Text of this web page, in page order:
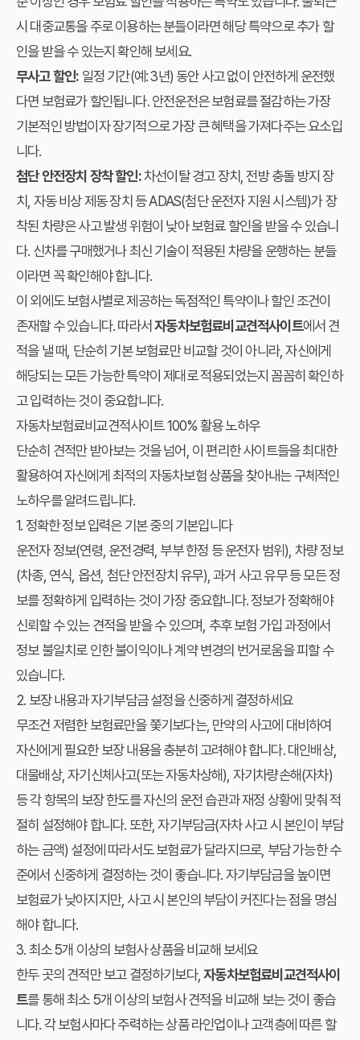
시 대중교통을 주로 이용하는 분들이라면 해당 특약으로 추가 할
인을 받을 수 있는지 확인해 보세요.
무사고 할인: 일정 기간(예: 3년) 동안 사고 없이 안전하게 운전했
다면 보험료가 할인됩니다. 안전운전은 보험료를 절감하는 가장
기본적인 방법이자 장기적으로 가장 큰 혜택을 가져다주는 요소입
니다.
첨단 안전장치 장착 할인:차선이탈 경고 장치, 전방 충돌 방지 장
치, 자동 비상 제동 장치 등 ADAS(첨단 운전자 지원 시스템)가 장
착된 차량은 사고 발생 위험이 낮아 보험료 할인을 받을 수 있습니
다. 신차를 구매했거나 최신 기술이 적용된 차량을 운행하는 분들
이라면 꼭 확인해야 합니다.
이 외에도 보험사별로 제공하는 독점적인 특약이나 할인 조건이
존재할 수 있습니다. 따라서자동차보험료비교견적사이트에서 견
적을 낼 때, 단순히 기본 보험료만 비교할 것이 아니라, 자신에게
해당되는 모든 가능한 특약이 제대로 적용되었는지 꼼꼼히 확인하
고 입력하는 것이 중요합니다.
자동차보험료비교견적사이트 100% 활용 노하우
단순히 견적만 받아보는 것을 넘어, 이 편리한 사이트들을 최대한
활용하여 자신에게 최적의 자동차보험 상품을 찾아내는 구체적인
노하우를 알려드립니다.
1. 정확한 정보 입력은 기본 중의 기본입니다
운전자 정보(연령, 운전경력, 부부 한정 등 운전자 범위), 차량 정보
(차종, 연식, 옵션, 첨단 안전장치 유무), 과거 사고 유무 등 모든 정
보를 정확하게 입력하는 것이 가장 중요합니다. 정보가 정확해야
신뢰할 수 있는 견적을 받을 수 있으며, 추후 보험 가입 과정에서
정보 불일치로 인한 불이익이나 계약 변경의 번거로움을 피할 수
있습니다.
2. 보장 내용과 자기부담금 설정을 신중하게 결정하세요
무조건 저렴한 보험료만을 쫓기보다는, 만약의 사고에 대비하여
자신에게 필요한 보장 내용을 충분히 고려해야 합니다. 대인배상,
대물배상, 자기신체사고(또는 자동차상해), 자기차량손해(자차)
등 각 항목의 보장 한도를 자신의 운전 습관과 재정 상황에 맞춰 적
절히 설정해야 합니다. 또한, 자기부담금(자차 사고 시 본인이 부담
하는 금액) 설정에 따라서도 보험료가 달라지므로, 부담 가능한 수
준에서 신중하게 결정하는 것이 좋습니다. 자기부담금을 높이면
보험료가 낮아지지만, 사고 시 본인의 부담이 커진다는 점을 명심
해야 합니다.
3. 최소 5개 이상의 보험사 상품을 비교해 보세요
한두 곳의 견적만 보고 결정하기보다,자동차보험료비교견적사이
트를 통해 최소 5개 이상의 보험사 견적을 비교해 보는 것이 좋습
니다. 각 보험사마다 주력하는 상품 라인업이나 고객층에 따른 할